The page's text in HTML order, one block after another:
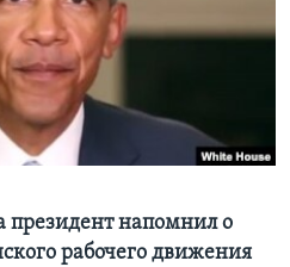
президент напомнил о
рабочего движения